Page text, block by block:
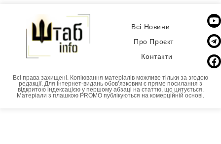
Всі Новини
Про Проєкт
Контакти
Всі права захищені. Копіювання матеріалів можливе тільки за згодою
редакції. Для інтернет-видань обовʼязковим є пряме посилання з
відкритою індексацією у першому абзаці на статтю, що цитується.
Матеріали з плашкою PROMO публікуються на комерційній основі.